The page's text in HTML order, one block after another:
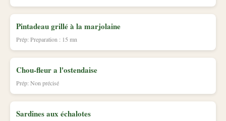
Pintadeau grillé à la marjolaine
Prép: Preparation : 15 mn
Chou-fleur a l'ostendaise
Prép: Non précisé
Sardines aux échalotes